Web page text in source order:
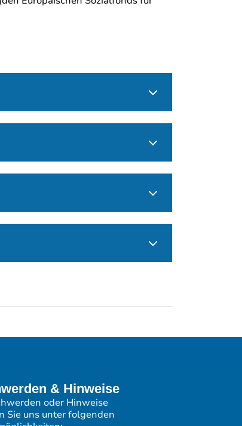
& Hinweise
oder Hinweise
Sie uns unter folgenden